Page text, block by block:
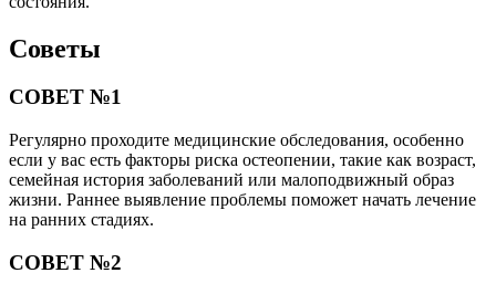
Советы
СОВЕТ №1
Регулярно проходите медицинские обследования, особенно
если у вас есть факторы риска остеопении, такие как возраст,
семейная история заболеваний или малоподвижный образ
жизни. Раннее выявление проблемы поможет начать лечение
на ранних стадиях.
СОВЕТ №2